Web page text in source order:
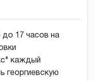
до 17 часов на
каждый
георгиевскую